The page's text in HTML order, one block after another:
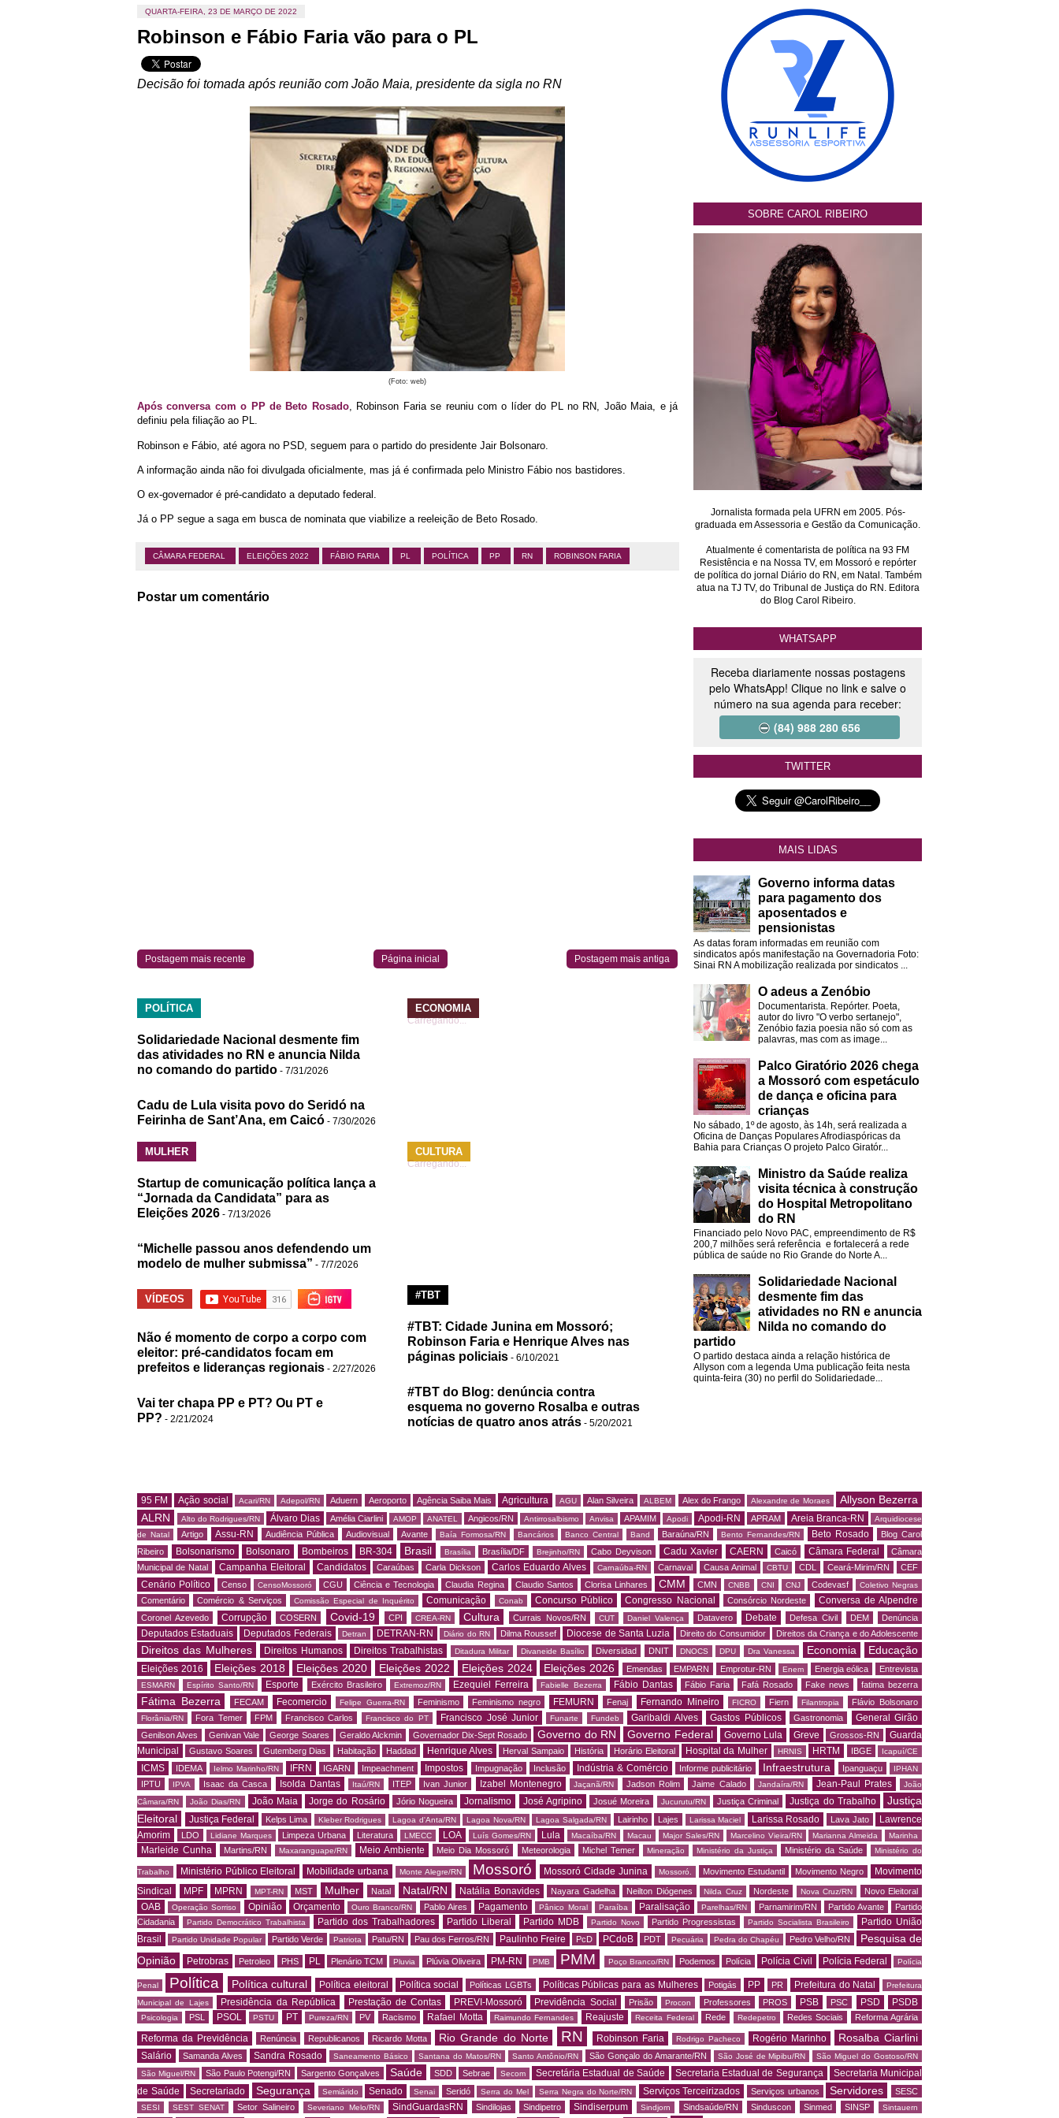
QUARTA-FEIRA, 23 DE MARÇO DE 2022
Robinson e Fábio Faria vão para o PL
Decisão foi tomada após reunião com João Maia, presidente da sigla no RN
(Foto: web)
Após conversa com o PP de Beto Rosado, Robinson Faria se reuniu com o líder do PL no RN, João Maia, e já
definiu pela filiação ao PL.
Robinson e Fábio, até agora no PSD, seguem para o partido do presidente Jair Bolsonaro.
A informação ainda não foi divulgada oficialmente, mas já é confirmada pelo Ministro Fábio nos bastidores.
O ex-governador é pré-candidato a deputado federal.
Já o PP segue a saga em busca de nominata que viabilize a reeleição de Beto Rosado.
CÂMARA FEDERAL ELEIÇÕES 2022 FÁBIO FARIA PL POLÍTICA PP RN ROBINSON FARIA
Postar um comentário
Postagem mais recente Postagem mais antiga
Página inicial
POLÍTICA
Solidariedade Nacional desmente fim
das atividades no RN e anuncia Nilda
no comando do partido - 7/31/2026
Cadu de Lula visita povo do Seridó na
Feirinha de Sant’Ana, em Caicó - 7/30/2026
ECONOMIA
Carregando...
MULHER
Startup de comunicação política lança a
“Jornada da Candidata” para as
Eleições 2026 - 7/13/2026
“Michelle passou anos defendendo um
modelo de mulher submissa” - 7/7/2026
CULTURA
Carregando...
VÍDEOS
Não é momento de corpo a corpo com
eleitor: pré-candidatos focam em
prefeitos e lideranças regionais - 2/27/2026
Vai ter chapa PP e PT? Ou PT e
PP? - 2/21/2024
#TBT
#TBT: Cidade Junina em Mossoró;
Robinson Faria e Henrique Alves nas
páginas policiais - 6/10/2021
#TBT do Blog: denúncia contra
esquema no governo Rosalba e outras
notícias de quatro anos atrás - 5/20/2021
SOBRE CAROL RIBEIRO
Jornalista formada pela UFRN em 2005. Pós-
graduada em Assessoria e Gestão da Comunicação.
Atualmente é comentarista de política na 93 FM
Resistência e na Nossa TV, em Mossoró e repórter
de política do jornal Diário do RN, em Natal. Também
atua na TJ TV, do Tribunal de Justiça do RN. Editora
do Blog Carol Ribeiro.
WHATSAPP
Receba diariamente nossas postagens
pelo WhatsApp! Clique no link e salve o
número na sua agenda para receber:
(84) 988 280 656
TWITTER
MAIS LIDAS
Governo informa datas
para pagamento dos
aposentados e
pensionistas
As datas foram informadas em reunião com
sindicatos após manifestação na Governadoria Foto:
Sinai RN A mobilização realizada por sindicatos ...
O adeus a Zenóbio
Documentarista. Repórter. Poeta,
autor do livro "O verbo sertanejo",
Zenóbio fazia poesia não só com as
palavras, mas com as image...
Palco Giratório 2026 chega
a Mossoró com espetáculo
de dança e oficina para
crianças
No sábado, 1º de agosto, às 14h, será realizada a
Oficina de Danças Populares Afrodiaspóricas da
Bahia para Crianças O projeto Palco Giratór...
Ministro da Saúde realiza
visita técnica à construção
do Hospital Metropolitano
do RN
Financiado pelo Novo PAC, empreendimento de R$
200,7 milhões será referência e fortalecerá a rede
pública de saúde no Rio Grande do Norte A...
Solidariedade Nacional
desmente fim das
atividades no RN e anuncia
Nilda no comando do
partido
O partido destaca ainda a relação histórica de
Allyson com a legenda Uma publicação feita nesta
quinta-feira (30) no perfil do Solidariedade...
95 FM Ação social Acari/RN Adepol/RN Aduern Aeroporto Agência Saiba Mais Agricultura AGU Alan Silveira ALBEM Alex do Frango Alexandre de Moraes
Allyson Bezerra
ALRN
Alto do Rodrigues/RN Álvaro Dias Amélia Ciarlini AMOP ANATEL Angicos/RN Antirrosalbismo Anvisa APAMIM Apodi Apodi-RN APRAM Areia Branca-RN
Arquidiocese
de Natal
Artigo Assu-RN Audiência Pública Audiovisual Avante Baía Formosa/RN Bancários Banco Central Band Baraúna/RN Bento Fernandes/RN Beto Rosado
Blog Carol
Ribeiro
Bolsonarismo Bolsonaro Bombeiros BR-304 Brasil Brasília Brasília/DF Brejinho/RN Cabo Deyvison Cadu Xavier CAERN Caicó Câmara Federal
Câmara
Municipal de Natal
Campanha Eleitoral Candidatos Caraúbas Carla Dickson Carlos Eduardo Alves Carnaúba-RN Carnaval Causa Animal CBTU CDL Ceará-Mirim/RN CEF
Cenário Político Censo CensoMossoró CGU Ciência e Tecnologia Claudia Regina Claudio Santos Clorisa Linhares CMM CMN CNBB CNI CNJ Codevasf Coletivo Negras
Comentário Comércio & Serviços Comissão Especial de Inquérito Comunicação Conab Concurso Público Congresso Nacional Consórcio Nordeste Conversa de Alpendre
Coronel Azevedo Corrupção COSERN Covid-19 CPI CREA-RN Cultura Currais Novos/RN CUT Daniel Valença Datavero Debate Defesa Civil DEM Denúncia
Deputados Estaduais Deputados Federais Detran DETRAN-RN Diário do RN Dilma Roussef Diocese de Santa Luzia Direito do Consumidor Direitos da Criança e do Adolescente
Direitos das Mulheres Direitos Humanos Direitos Trabalhistas Ditadura Militar Divaneide Basílio Diversidad DNIT DNOCS DPU Dra Vanessa Economia Educação
Eleições 2016 Eleições 2018 Eleições 2020 Eleições 2022 Eleições 2024 Eleições 2026 Emendas EMPARN Emprotur-RN Enem Energia eólica Entrevista
ESMARN Espírito Santo/RN Esporte Exército Brasileiro Extremoz/RN Ezequiel Ferreira Fabielle Bezerra Fábio Dantas Fábio Faria Fafá Rosado Fake news fatima bezerra
Fátima Bezerra FECAM Fecomercio Felipe Guerra-RN Feminismo Feminismo negro FEMURN Fenaj Fernando Mineiro FICRO Fiern Filantropia Flávio Bolsonaro
Florânia/RN Fora Temer FPM Francisco Carlos Francisco do PT Francisco José Junior Funarte Fundeb Garibaldi Alves Gastos Públicos Gastronomia General Girão
Genilson Alves Genivan Vale George Soares Geraldo Alckmin Governador Dix-Sept Rosado Governo do RN Governo Federal Governo Lula Greve Grossos-RN
Guarda
Municipal
Gustavo Soares Gutemberg Dias Habitação Haddad Henrique Alves Herval Sampaio História Horário Eleitoral Hospital da Mulher HRNIS HRTM IBGE Icapuí/CE
ICMS IDEMA Ielmo Marinho/RN IFRN IGARN Impeachment Impostos Impugnação Inclusão Indústria & Comércio Informe publicitário Infraestrutura Ipanguaçu IPHAN
IPTU IPVA Isaac da Casca Isolda Dantas Itaú/RN ITEP Ivan Junior Izabel Montenegro Jaçanã/RN Jadson Rolim Jaime Calado Jandaíra/RN Jean-Paul Prates
João
Câmara/RN
João Dias/RN João Maia Jorge do Rosário Jório Nogueira Jornalismo José Agripino Josué Moreira Jucurutu/RN Justiça Criminal Justiça do Trabalho
Justiça
Eleitoral
Justiça Federal Kelps Lima Kleber Rodrigues Lagoa d'Anta/RN Lagoa Nova/RN Lagoa Salgada/RN Lairinho Lajes Larissa Maciel Larissa Rosado Lava Jato
Lawrence
Amorim
LDO Lidiane Marques Limpeza Urbana Literatura LMECC LOA Luís Gomes/RN Lula Macaíba/RN Macau Major Sales/RN Marcelino Vieira/RN Marianna Almeida Marinha
Marleide Cunha Martins/RN Maxaranguape/RN Meio Ambiente Meio Dia Mossoró Meteorologia Michel Temer Mineração Ministério da Justiça Ministério da Saúde Ministério do
Trabalho Ministério Público Eleitoral Mobilidade urbana Monte Alegre/RN Mossoró Mossoró Cidade Junina Mossoró. Movimento Estudantil Movimento Negro
Movimento
Sindical
MPF MPRN MPT-RN MST Mulher Natal Natal/RN Natália Bonavides Nayara Gadelha Neilton Diógenes Nilda Cruz Nordeste Nova Cruz/RN Novo Eleitoral
OAB Operação Sorriso Opinião Orçamento Ouro Branco/RN Pablo Aires Pagamento Pânico Moral Paraíba Paralisação Parelhas/RN Parnamirim/RN Partido Avante
Partido
Cidadania
Partido Democrático Trabalhista Partido dos Trabalhadores Partido Liberal Partido MDB Partido Novo Partido Progressistas Partido Socialista Brasileiro
Partido União
Brasil
Partido Unidade Popular Partido Verde Patriota Patu/RN Pau dos Ferros/RN Paulinho Freire PcD PCdoB PDT Pecuária Pedra do Chapéu Pedro Velho/RN
Pesquisa de
Opinião
Petrobras Petroleo PHS PL Plenário TCM Pluvia Plúvia Oliveira PM-RN PMB PMM Poço Branco/RN Podemos Polícia Polícia Civil Polícia Federal Polícia
Penal Política Política cultural Política eleitoral Política social Políticas LGBTs Políticas Públicas para as Mulheres Potigás PP PR Prefeitura do Natal
Prefeitura
Municipal de Lajes
Presidência da República Prestação de Contas PREVI-Mossoró Previdência Social Prisão Procon Professores PROS PSB PSC PSD PSDB
Psicologia PSL PSOL PSTU PT Pureza/RN PV Racismo Rafael Motta Raimundo Fernandes Reajuste Receita Federal Rede Redepetro Redes Sociais Reforma Agrária
Reforma da Previdência Renúncia Republicanos Ricardo Motta Rio Grande do Norte RN Robinson Faria Rodrigo Pacheco Rogério Marinho Rosalba Ciarlini
Salário Samanda Alves Sandra Rosado Saneamento Básico Santana do Matos/RN Santo Antônio/RN São Gonçalo do Amarante/RN São José de Mipibu/RN
São Miguel do Gostoso/RN
São Miguel/RN
São Paulo Potengi/RN Sargento Gonçalves Saúde SDD Sebrae Secom Secretária Estadual de Saúde Secretaria Estadual de Segurança
Secretaria Municipal
de Saúde
Secretariado Segurança Semiárido Senado Senai Seridó Serra do Mel Serra Negra do Norte/RN Serviços Terceirizados Serviços urbanos Servidores SESC
SESI SEST SENAT Setor Salineiro Severiano Melo/RN SindGuardasRN Sindilojas Sindipetro Sindiserpum Sindjorn Sindsaúde/RN Sinduscon Sinmed SINSP Sintauern